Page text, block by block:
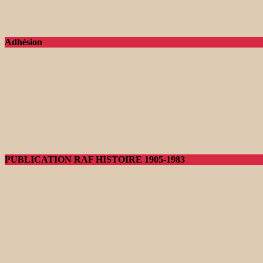
Adhésion
PUBLICATION RAF HISTOIRE 1905-1983